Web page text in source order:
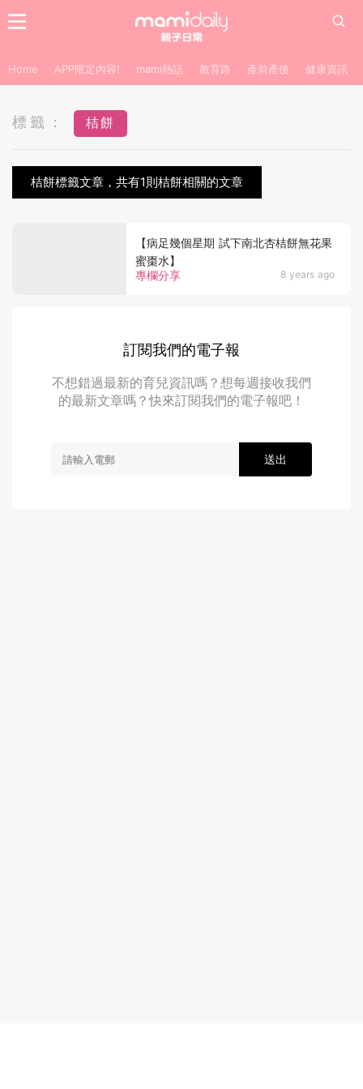
Home APP限定內容! mami熱話 教育路 產前產後 健康資訊
標籤： 桔餅
桔餅標籤文章，共有1則桔餅相關的文章
專欄分享 8 years ago
【病足幾個星期 試下南北杏桔餅無花果
蜜棗水】
訂閱我們的電子報
不想錯過最新的育兒資訊嗎？想每週接收我們
的最新文章嗎？快來訂閱我們的電子報吧！
送出